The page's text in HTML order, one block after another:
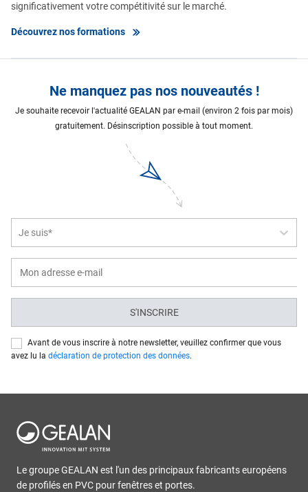
significativement votre compétitivité sur le marché.
Découvrez nos formations
Ne manquez pas nos nouveautés !
Je souhaite recevoir l'actualité GEALAN par e-mail (environ 2 fois par mois)
gratuitement. Désinscription possible à tout moment.
Je suis*
S'INSCRIRE
Avant de vous inscrire à notre newsletter, veuillez confirmer que vous
avez lu la déclaration de protection des données.
Le groupe GEALAN est l'un des principaux fabricants européens
de profilés en PVC pour fenêtres et portes.